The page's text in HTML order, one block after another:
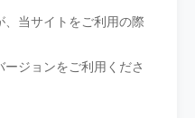
当サイトをご利用の際
ジョンをご利用くださ